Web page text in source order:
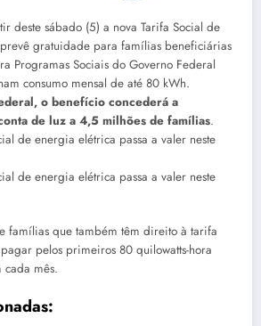
deste sábado (5) a nova Tarifa Social de
gratuidade para famílias beneficiárias
Programas Sociais do Governo Federal
consumo mensal de até 80 kWh.
o benefício concederá a
de luz a 4,5 milhões de famílias.
famílias que também têm direito à tarifa
pelos primeiros 80 quilowatts-hora
cada mês.